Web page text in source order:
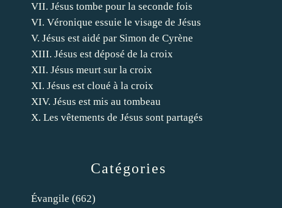
Catégories
Évangile (662)
VII. Jésus tombe pour la seconde fois
VI. Véronique essuie le visage de Jésus
V. Jésus est aidé par Simon de Cyrène
XIII. Jésus est déposé de la croix
XII. Jésus meurt sur la croix
XI. Jésus est cloué à la croix
XIV. Jésus est mis au tombeau
X. Les vêtements de Jésus sont partagés